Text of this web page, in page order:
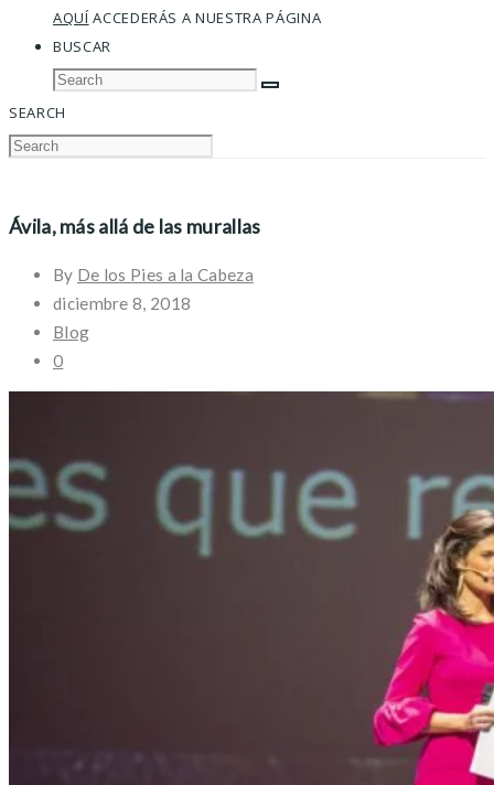
AQUÍACCEDERÁS A NUESTRA PÁGINA
BUSCAR
SEARCH
Ávila, más allá de las murallas
By De los Pies a la Cabeza
diciembre 8, 2018
Blog
0